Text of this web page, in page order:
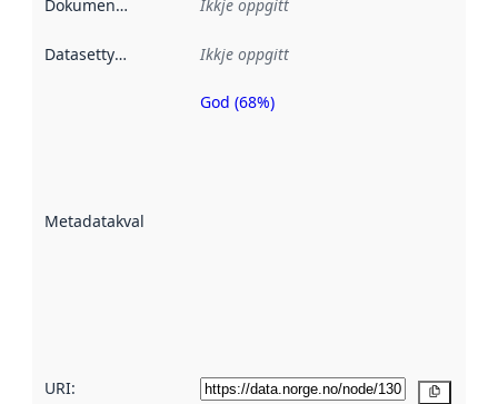
Dokumentasjon Ikkje oppgitt
Datasettype Ikkje oppgitt
Metadatakvalitet
Metadatakvalitet
God (68%)
URI: